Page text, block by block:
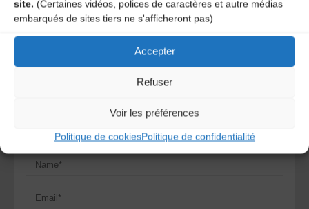
site. (Certaines vidéos, polices de caractères et autre médias
embarqués de sites tiers ne s'afficheront pas)
Accepter
Refuser
Voir les préférences
Politique de cookiesPolitique de confidentialité
Votre adresse e-mail ne sera pas publiée. Les champs
obligatoires sont indiqués avec